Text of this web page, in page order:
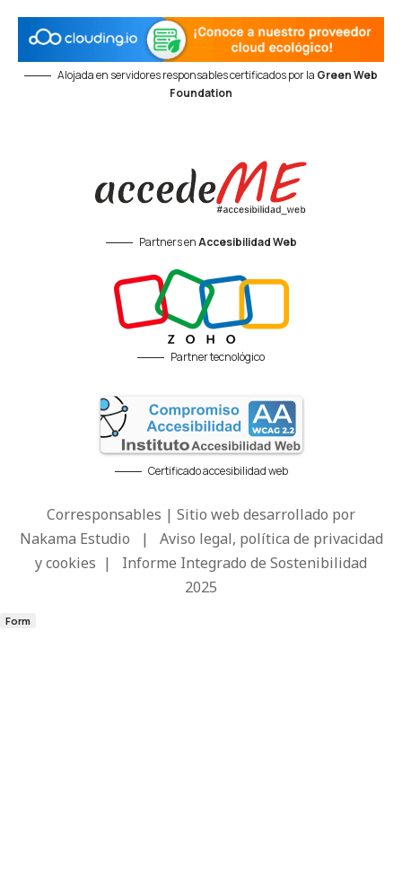
Alojada en servidores responsables certificados por la Green Web
Foundation
Partners enAccesibilidad Web
Partner tecnológico
Certificado accesibilidad web
Corresponsables | Sitio web desarrollado por
Nakama Estudio | Aviso legal, política de privacidad
y cookies | Informe Integrado de Sostenibilidad
2025
Form